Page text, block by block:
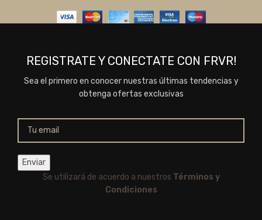
REGISTRATE Y CONECTATE CON FRVR!
Sea el primero en conocer nuestras últimas tendencias y
obtenga ofertas exclusivas
Se utilizará de acuerdo a nuestros Términos y
Condiciones